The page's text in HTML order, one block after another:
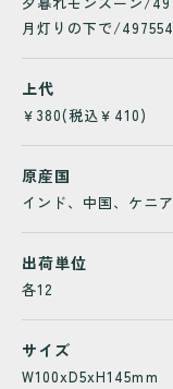
月灯りの下で/
上代
￥380(税込￥410)
原産国
インド、中国、ケニ
出荷単位
各12
サイズ
W100xD5xH145mm